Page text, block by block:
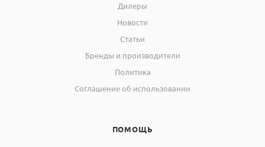
Дилеры
Новости
Статьи
Бренды и производители
Политика
Соглашение об использовании
ПОМОЩЬ